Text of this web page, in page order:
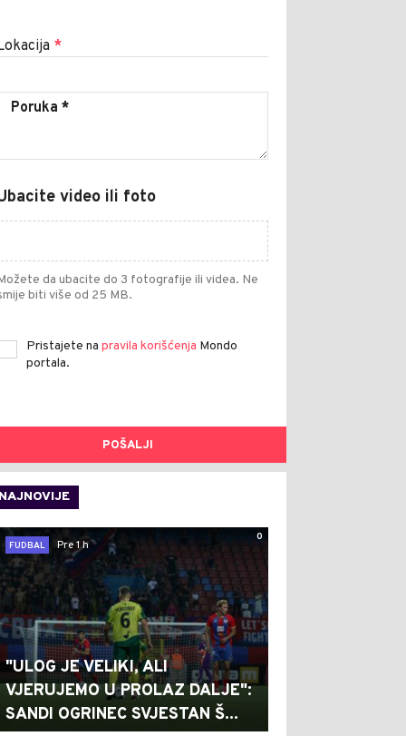
*
video ili foto
da ubacite do 3 fotografije ili videa. Ne
biti više od 25 MB.
Pristajete na pravila korišćenja Mondo
portala.
POŠALJI
NAJNOVIJE
0
FUDBAL
Pre 1 h
"ULOG JE VELIKI, ALI
VJERUJEMO U PROLAZ DALJE":
SANDI OGRINEC SVJESTAN Š...